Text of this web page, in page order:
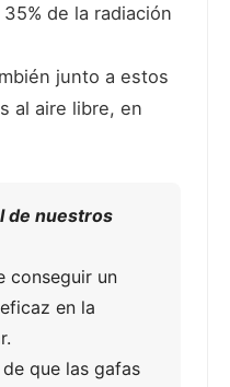
de la radiación
junto a estos
al aire libre, en
de nuestros
conseguir un
en la
que las gafas